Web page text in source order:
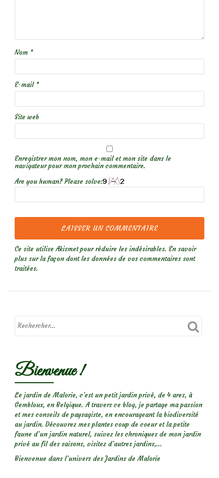
Nom *
E-mail *
Site web
Enregistrer mon nom, mon e-mail et mon site dans le
navigateur pour mon prochain commentaire.
Are you human? Please solve:
Ce site utilise Akismet pour réduire les indésirables. En savoir
plus sur la façon dont les données de vos commentaires sont
traitées.
Bienvenue !
Le jardin de Malorie, c'est un petit jardin privé, de 4 ares, à
Gembloux, en Belgique. A travers ce blog, je partage ma passion
et mes conseils de paysagiste, en encourageant la biodiversité
au jardin. Découvrez mes plantes coup de coeur et la petite
faune d’un jardin naturel, suivez les chroniques de mon jardin
privé au fil des saisons, visitez d’autres jardins,...
Bienvenue dans l’univers des Jardins de Malorie